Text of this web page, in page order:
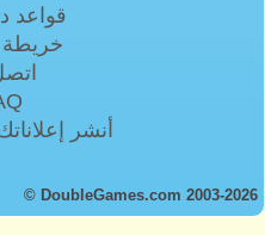
قواعد
خريطة
أنشر
© DoubleGames.com 2003-2026